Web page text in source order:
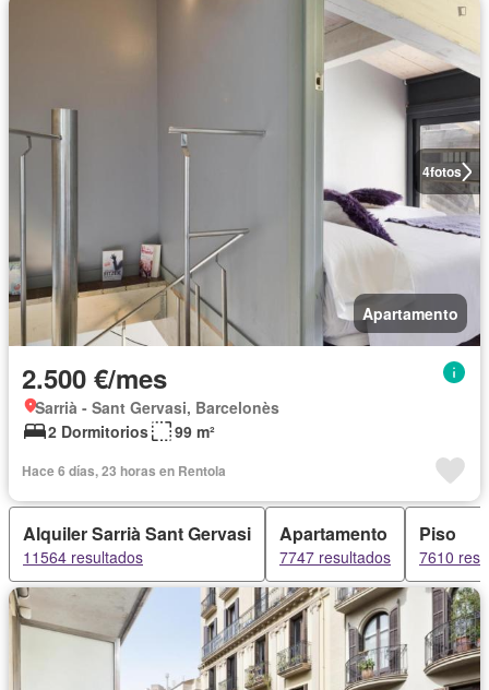
4fotos
Apartamento
2.500 €/mes
Sarrià - Sant Gervasi, Barcelonès
2 Dormitorios
99 m²
Hace 6 días, 23 horas en Rentola
Alquiler Sarrià Sant Gervasi
11564 resultados
Apartamento
7747 resultados
Piso
7610